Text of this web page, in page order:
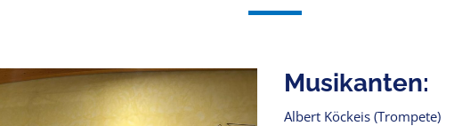
Musikanten:
Albert Köckeis (Trompete)